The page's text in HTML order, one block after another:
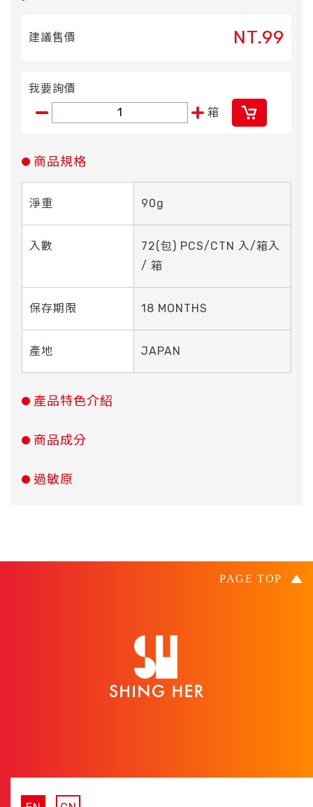
建議售價 NT.99
我要詢價
箱
商品規格
淨重 90g
入數
72(包) PCS/CTN 入/箱入
/ 箱
保存期限 18 MONTHS
產地 JAPAN
產品特色介紹
商品成分
過敏原